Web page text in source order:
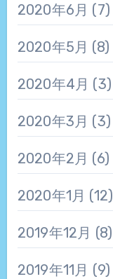
2020年6月 (7)
2020年5月 (8)
2020年4月 (3)
2020年3月 (3)
2020年2月 (6)
2020年1月 (12)
2019年12月 (8)
2019年11月 (9)